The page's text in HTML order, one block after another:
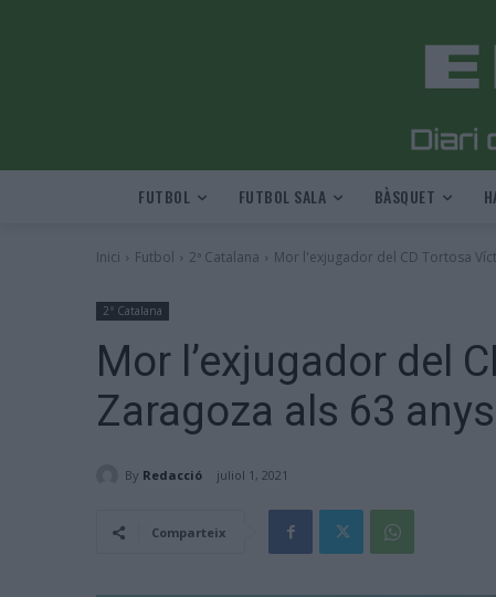
FUTBOL FUTBOL SALA BÀSQUET
Inici Futbol 2ª Catalana Mor l'exjugador del CD Tortosa
2ª Catalana
Mor l’exjugador del
Zaragoza als 63
By Redacció juliol 1, 2021
Comparteix